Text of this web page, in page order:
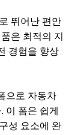
뛰어난 편안
은 최적의 지
경험을 향상
으로 자동차
이 폼은 쉽게
성 요소에 완